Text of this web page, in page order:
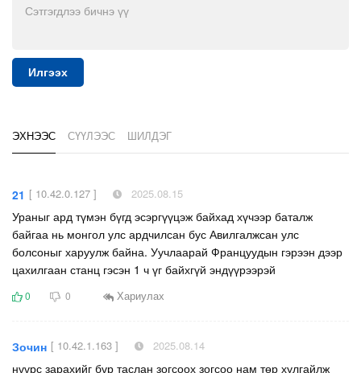
Илгээх
ЭХНЭЭС СҮҮЛЭЭС ШИЛДЭГ
21 [ 10.42.0.127 ] 2025.08.15
Ураныг ард түмэн бүгд эсэргүүцэж байхад хүчээр баталж
байгаа нь монгол улс ардчилсан бус Авилгалжсан улс
болсоныг харуулж байна. Уучлаарай Француудын гэрээн дээр
цахилгаан станц гэсэн 1 ч үг байхгүй эндүүрээрэй
0 0 Хариулах
Зочин [ 10.42.1.163 ] 2025.08.14
нүүрс зарахийг бүр таслан зогсоох зогсоо нам төр хулгайлж